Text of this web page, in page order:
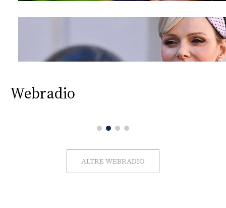
Webradio
ALTRE WEBRADIO